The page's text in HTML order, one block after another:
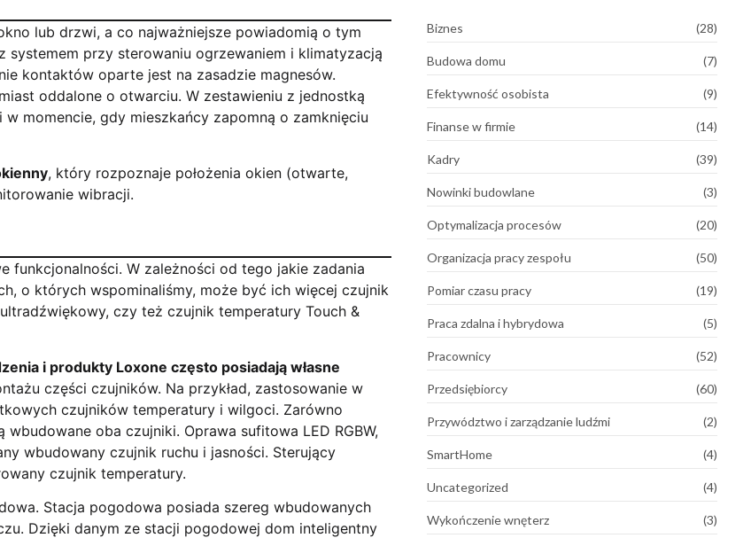
lub drzwi, a co najważniejsze powiadomią o tym
systemem przy sterowaniu ogrzewaniem i klimatyzacją
kontaktów oparte jest na zasadzie magnesów.
oddalone o otwarciu. W zestawieniu z jednostką
momencie, gdy mieszkańcy zapomną o zamknięciu
, który rozpoznaje położenia okien (otwarte,
wibracji.
funkcjonalności. W zależności od tego jakie zadania
o których wspominaliśmy, może być ich więcej czujnik
czy też czujnik temperatury Touch &
i produkty Loxone często posiadają własne
części czujników. Na przykład, zastosowanie w
czujników temperatury i wilgoci. Zarówno
oba czujniki. Oprawa sufitowa LED RGBW,
wbudowany czujnik ruchu i jasności. Sterujący
czujnik temperatury.
Stacja pogodowa posiada szereg wbudowanych
Dzięki danym ze stacji pogodowej dom inteligentny
Biznes (28)
Budowa domu (7)
Efektywność osobista (9)
Finanse w firmie (14)
Kadry (39)
Nowinki budowlane (3)
Optymalizacja procesów (20)
Organizacja pracy zespołu (50)
Pomiar czasu pracy (19)
Praca zdalna i hybrydowa (5)
Pracownicy (52)
Przedsiębiorcy (60)
Przywództwo i zarządzanie ludźmi (2)
SmartHome (4)
Uncategorized (4)
Wykończenie wnęterz (3)